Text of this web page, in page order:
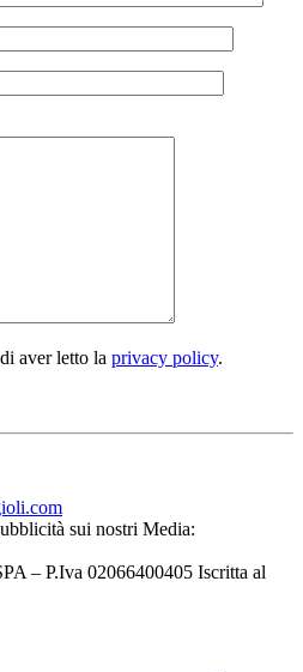
aver letto la privacy policy.
sui nostri Media:
– P.Iva 02066400405 Iscritta al